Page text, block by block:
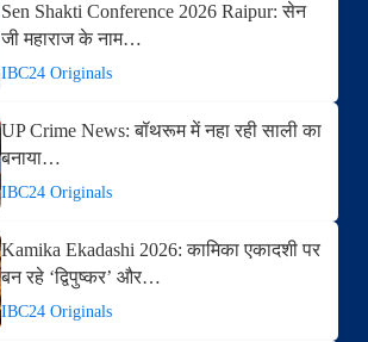
Sen Shakti Conference 2026 Raipur: सेन
जी महाराज के नाम…
IBC24 Originals
UP Crime News: बॉथरूम में नहा रही साली का
बनाया…
IBC24 Originals
Kamika Ekadashi 2026: कामिका एकादशी पर
बन रहे ‘द्विपुष्कर’ और…
IBC24 Originals